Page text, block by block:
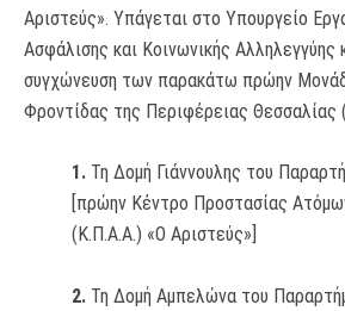
Αριστεύς». Υπάγεται στο Υπουργείο
Ασφάλισης και Κοινωνικής
συγχώνευση των παρακάτω πρώην
Φροντίδας της Περιφέρειας Θεσσαλίας
1. Τη Δομή Γιάννουλης του
[πρώην Κέντρο Προστασίας
(Κ.Π.Α.Α.) «Ο Αριστεύς»]
2. Τη Δομή Αμπελώνα του